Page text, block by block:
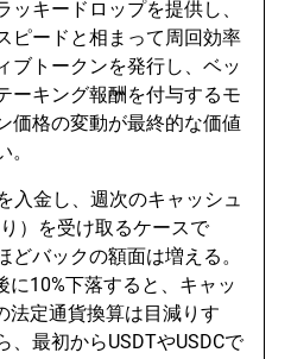
キードロップを提供し、
ピードと相まって周回効率
ブトークンを発行し、ベッ
ーキング報酬を付与するモ
価格の変動が最終的な価値
入金し、週次のキャッシュ
）を受け取るケースで
どバックの額面は増える。
に10%下落すると、キャッ
法定通貨換算は目減りす
、最初からUSDTやUSDCで